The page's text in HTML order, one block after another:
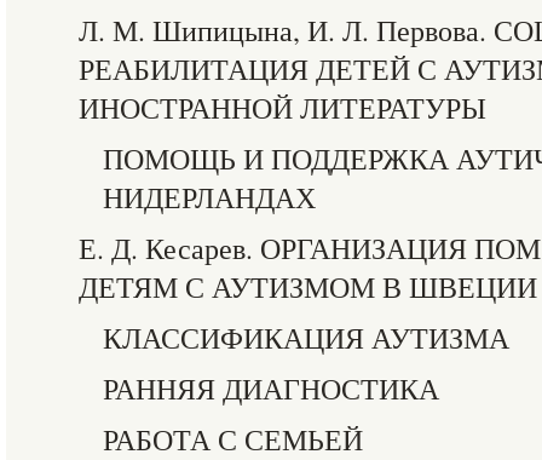
Л. М. Шипицына, И. Л. Первова.
РЕАБИЛИТАЦИЯ ДЕТЕЙ С
ИНОСТРАННОЙ ЛИТЕРАТУРЫ
ПОМОЩЬ И ПОДДЕРЖКА
НИДЕРЛАНДАХ
Е. Д. Кесарев. ОРГАНИЗАЦИЯ
ДЕТЯМ С АУТИЗМОМ В ШВЕЦИИ
КЛАССИФИКАЦИЯ АУТИЗМА
РАННЯЯ ДИАГНОСТИКА
РАБОТА С СЕМЬЕЙ